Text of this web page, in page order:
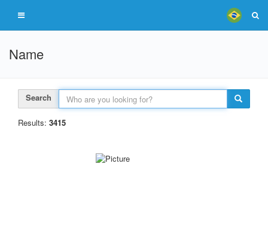
Name
Search
Results: 3415